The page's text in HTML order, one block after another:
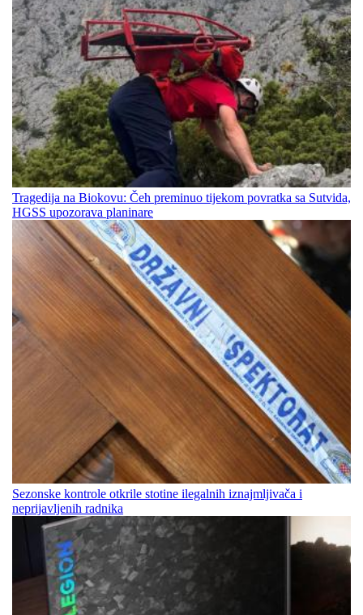
Tragedija na Biokovu: Čeh preminuo tijekom povratka sa Sutvida,
HGSS upozorava planinare
Sezonske kontrole otkrile stotine ilegalnih iznajmljivača i
neprijavljenih radnika